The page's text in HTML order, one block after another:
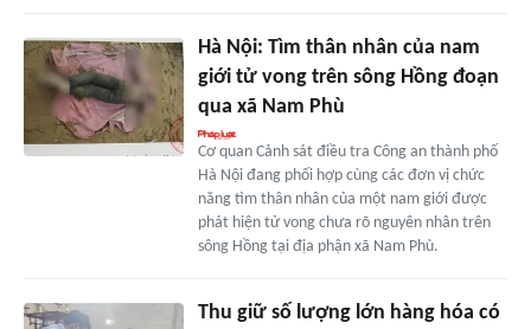
Hà Nội: Tìm thân nhân của nam
giới tử vong trên sông Hồng đoạn
qua xã Nam Phù
Cơ quan Cảnh sát điều tra Công an thành phố
Hà Nội đang phối hợp cùng các đơn vị chức
năng tìm thân nhân của một nam giới được
phát hiện tử vong chưa rõ nguyên nhân trên
sông Hồng tại địa phận xã Nam Phù.
Thu giữ số lượng lớn hàng hóa có